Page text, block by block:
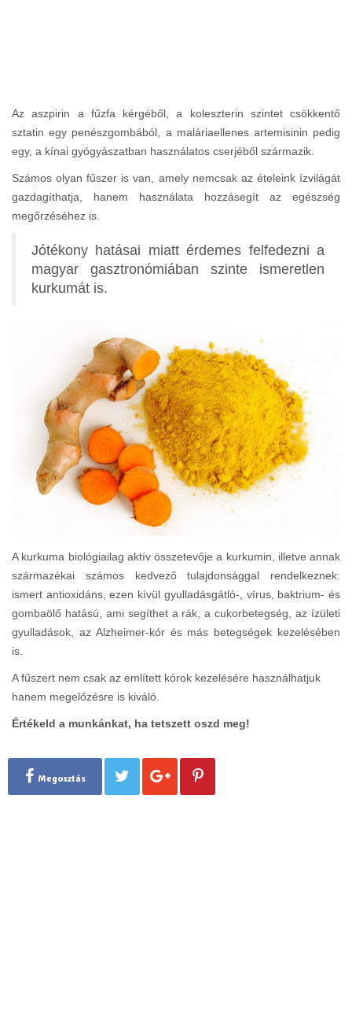
Az aszpirin a fűzfa kérgéből, a koleszterin szintet csökkentő
sztatin egy penészgombából, a maláriaellenes artemisinin pedig
egy, a kínai gyógyászatban használatos cserjéből származik.
Számos olyan fűszer is van, amely nemcsak az ételeink ízvilágát
gazdagíthatja, hanem használata hozzásegít az egészség
megőrzéséhez is.
Jótékony hatásai miatt érdemes felfedezni a
magyar gasztronómiában szinte ismeretlen
kurkumát is.
A kurkuma biológiailag aktív összetevője a kurkumin, illetve annak
származékai számos kedvező tulajdonsággal rendelkeznek:
ismert antioxidáns, ezen kívül gyulladásgátló-, vírus, baktrium- és
gombaölő hatású, ami segíthet a rák, a cukorbetegség, az ízületi
gyulladások, az Alzheimer-kór és más betegségek kezelésében
is.
A fűszert nem csak az említett kórok kezelésére használhatjuk
hanem megelőzésre is kiváló.
Értékeld a munkánkat, ha tetszett oszd meg!
Megosztás